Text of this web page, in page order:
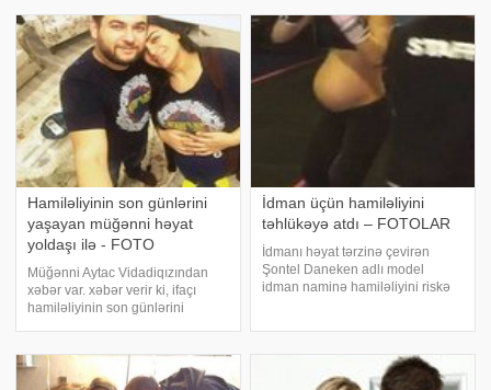
uşağı üçün araba alarkən foto
çəkdirib. Foto izləyicilər
tərəfindən maraql
Hamiləliyinin son günlərini
yaşayan müğənni həyat
yoldaşı ilə - FOTO
Müğənni Aytac Vidadiqızından
xəbər var. xəbər verir ki, ifaçı
hamiləliyinin son günlərini
Fotolar izləyicilər tərəfindən
maraqla qarşılanıb
İdman üçün hamiləliyini
təhlükəyə atdı – FOTOLAR
İdmanı həyat tərzinə çevirən
Şontel Daneken adlı model
idman naminə hamiləliyini riskə
aylarına qədər idmanla ciddi
məşğul olub